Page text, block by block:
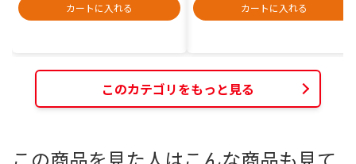
カートに入れる
カートに入れる
このカテゴリをもっと見る